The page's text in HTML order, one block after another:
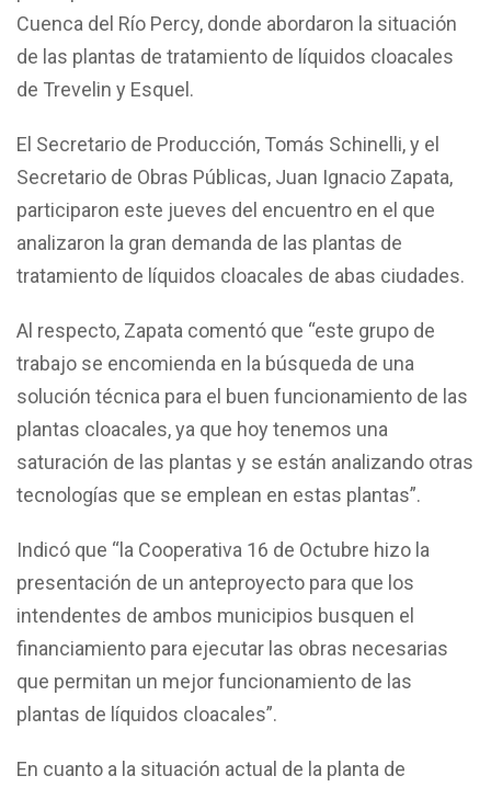
Cuenca del Río Percy, donde abordaron la situación
de las plantas de tratamiento de líquidos cloacales
de Trevelin y Esquel.
El Secretario de Producción, Tomás Schinelli, y el
Secretario de Obras Públicas, Juan Ignacio Zapata,
participaron este jueves del encuentro en el que
analizaron la gran demanda de las plantas de
tratamiento de líquidos cloacales de abas ciudades.
Al respecto, Zapata comentó que “este grupo de
trabajo se encomienda en la búsqueda de una
solución técnica para el buen funcionamiento de las
plantas cloacales, ya que hoy tenemos una
saturación de las plantas y se están analizando otras
tecnologías que se emplean en estas plantas”.
Indicó que “la Cooperativa 16 de Octubre hizo la
presentación de un anteproyecto para que los
intendentes de ambos municipios busquen el
financiamiento para ejecutar las obras necesarias
que permitan un mejor funcionamiento de las
plantas de líquidos cloacales”.
En cuanto a la situación actual de la planta de